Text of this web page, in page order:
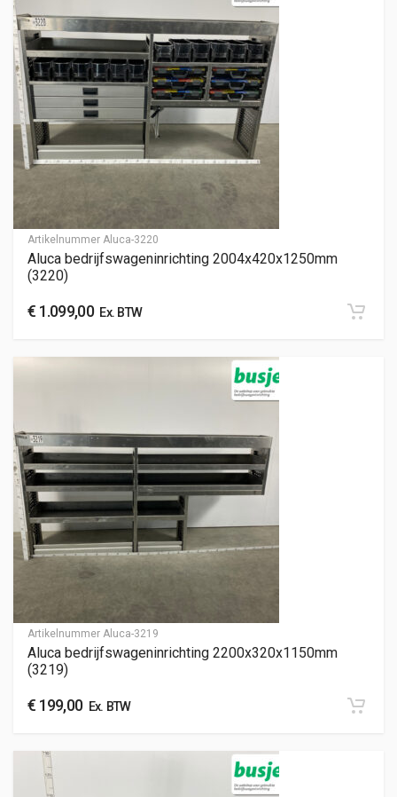
Artikelnummer Aluca-3220
Aluca bedrijfswageninrichting 2004x420x1250mm
(3220)
€ 1.099,00Ex. BTW
Artikelnummer Aluca-3219
Aluca bedrijfswageninrichting 2200x320x1150mm
(3219)
€ 199,00Ex. BTW